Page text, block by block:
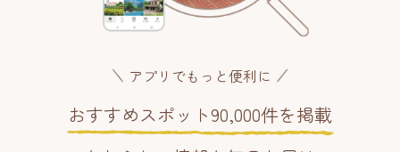
アプリでもっと便利に
おすすめスポット90,000件を掲載